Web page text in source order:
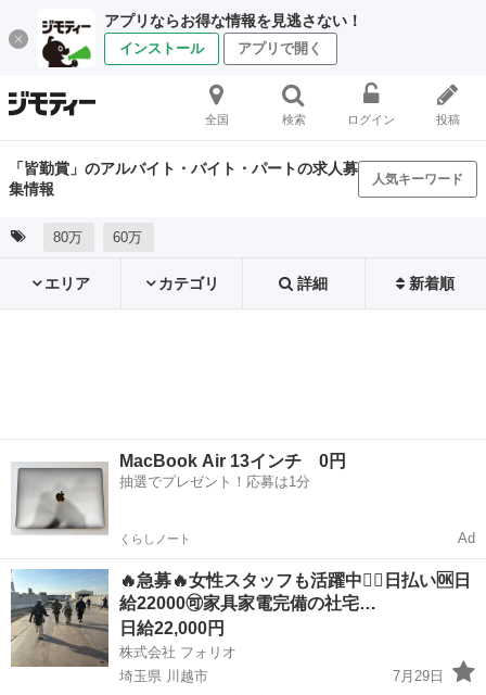
アプリならお得な情報を見逃さない！
インストール アプリで開く
全国 検索 ログイン 投稿
「皆勤賞」のアルバイト・バイト・パートの求人募
集情報
人気キーワード
80万 60万
エリア カテゴリ 詳細 新着順
MacBook Air 13インチ 0円
抽選でプレゼント！応募は1分
くらしノート Ad
🔥急募🔥女性スタッフも活躍中🙆‍♀️日払い🆗日
給22000🉑家具家電完備の社宅…
日給22,000円
株式会社 フォリオ
埼玉県 川越市
7月29日